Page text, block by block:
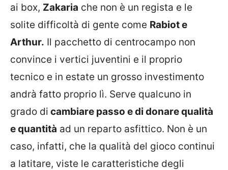
ai box, Zakaria che non è un regista e le
solite difficoltà di gente come Rabiot e
Arthur. Il pacchetto di centrocampo non
convince i vertici juventini e il proprio
tecnico e in estate un grosso investimento
andrà fatto proprio lì. Serve qualcuno in
grado di cambiare passo e di donare qualità
e quantità ad un reparto asfittico. Non è un
caso, infatti, che la qualità del gioco continui
a latitare, viste le caratteristiche degli